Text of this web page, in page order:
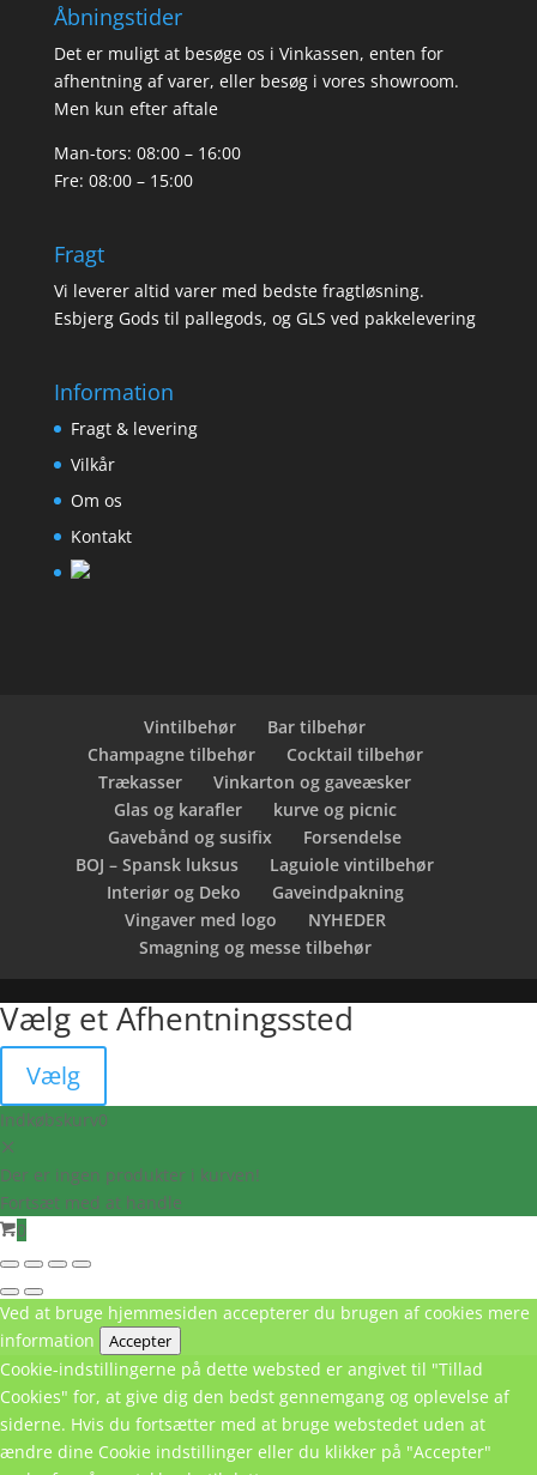
Åbningstider
Det er muligt at besøge os i Vinkassen, enten for
afhentning af varer, eller besøg i vores showroom.
Men kun efter aftale
Man-tors: 08:00 – 16:00
Fre: 08:00 – 15:00
Fragt
Vi leverer altid varer med bedste fragtløsning.
Esbjerg Gods til pallegods, og GLS ved pakkelevering
Information
Fragt & levering
Vilkår
Om os
Kontakt
Vintilbehør
Bar tilbehør
Champagne tilbehør
Cocktail tilbehør
Trækasser
Vinkarton og gaveæsker
Glas og karafler
kurve og picnic
Gavebånd og susifix
Forsendelse
BOJ – Spansk luksus
Laguiole vintilbehør
Interiør og Deko
Gaveindpakning
Vingaver med logo
NYHEDER
Smagning og messe tilbehør
Vælg et Afhentningssted
Vælg
Indkøbskurv0
Der er ingen produkter i kurven!
Fortsæt med at handle
0
Ved at bruge hjemmesiden accepterer du brugen af cookies mere
information
Accepter
Cookie-indstillingerne på dette websted er angivet til "Tillad
Cookies" for, at give dig den bedst gennemgang og oplevelse af
siderne. Hvis du fortsætter med at bruge webstedet uden at
ændre dine Cookie indstillinger eller du klikker på "Accepter"